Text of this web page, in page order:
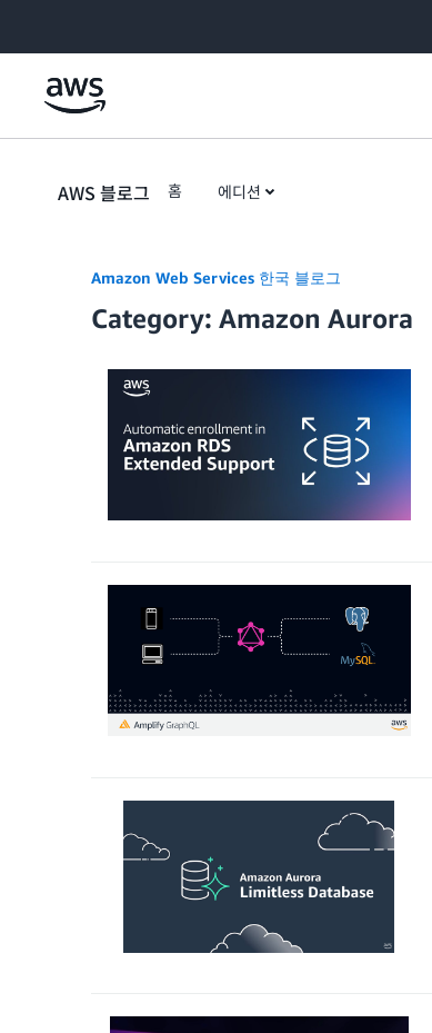
AWS 블로그 홈 에디션
Amazon Web Services 한국 블로그
Category: Amazon Aurora